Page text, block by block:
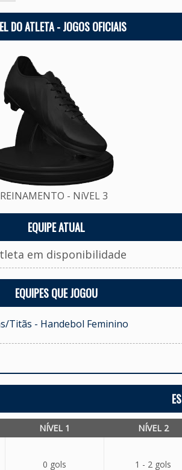
DO ATLETA - JOGOS OFICIAIS
- NíVEL 3
EQUIPE ATUAL
em disponibilidade
EQUIPES QUE JOGOU
Titãs - Handebol Feminino
NÍVEL 1 NÍVEL 2
0 gols 1 - 2 gols